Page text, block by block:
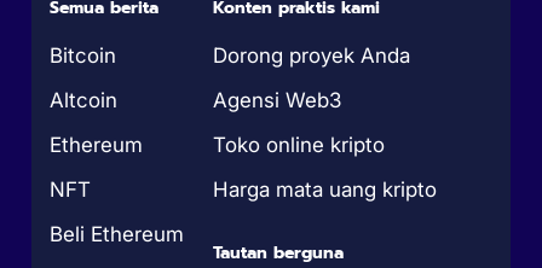
Semua berita
Bitcoin
Altcoin
Ethereum
NFT
Beli Ethereum
Konten praktis kami
Dorong proyek Anda
Agensi Web3
Toko online kripto
Harga mata uang kripto
Tautan berguna